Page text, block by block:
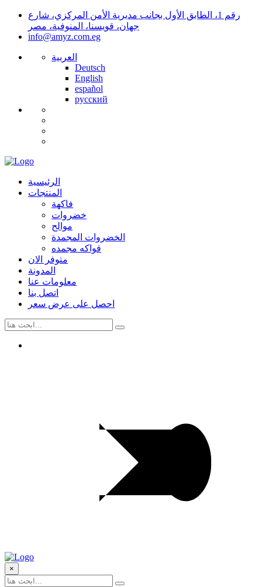
رقم 1، الطابق الأول بجانب مديرية الأمن المركزي، شارع
جهان، قويسنا، المنوفية، مصر
info@amyz.com.eg
العربية
Deutsch
English
español
русский
الرئيسية
المنتجات
فاكهة
خضروات
موالح
الخضروات المجمدة
فواكه مجمده
متوفر الان
المدونة
معلومات عنا
اتصل بنا
احصل على عرض سعر
×